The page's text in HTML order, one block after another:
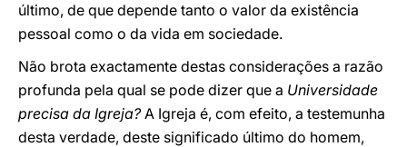
último, de que depende tanto o valor da existência
pessoal como o da vida em sociedade.
Não brota exactamente destas considerações a razão
profunda pela qual se pode dizer que a Universidade
precisa da Igreja?A Igreja é, com efeito, a testemunha
desta verdade, deste significado último do homem,